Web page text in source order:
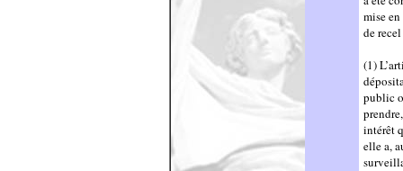
mise
de
(1)
public
intérêt
elle a,